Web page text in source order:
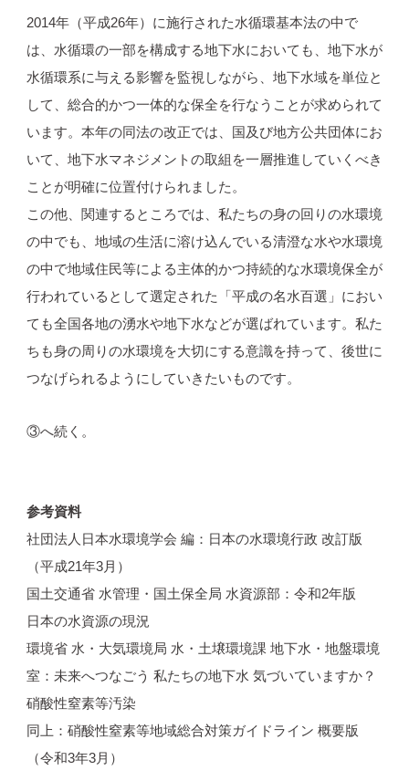
2014年（平成26年）に施行された水循環基本法の中で
は、水循環の一部を構成する地下水においても、地下水が
水循環系に与える影響を監視しながら、地下水域を単位と
して、総合的かつ一体的な保全を行なうことが求められて
います。本年の同法の改正では、国及び地方公共団体にお
いて、地下水マネジメントの取組を一層推進していくべき
ことが明確に位置付けられました。
この他、関連するところでは、私たちの身の回りの水環境
の中でも、地域の生活に溶け込んでいる清澄な水や水環境
の中で地域住民等による主体的かつ持続的な水環境保全が
行われているとして選定された「平成の名水百選」におい
ても全国各地の湧水や地下水などが選ばれています。私た
ちも身の周りの水環境を大切にする意識を持って、後世に
つなげられるようにしていきたいものです。
③へ続く。
参考資料
社団法人日本水環境学会 編：日本の水環境行政 改訂版
（平成21年3月）
国土交通省 水管理・国土保全局 水資源部：令和2年版
日本の水資源の現況
環境省 水・大気環境局 水・土壌環境課 地下水・地盤環境
室：未来へつなごう 私たちの地下水 気づいていますか？
硝酸性窒素等汚染
同上：硝酸性窒素等地域総合対策ガイドライン 概要版
（令和3年3月）